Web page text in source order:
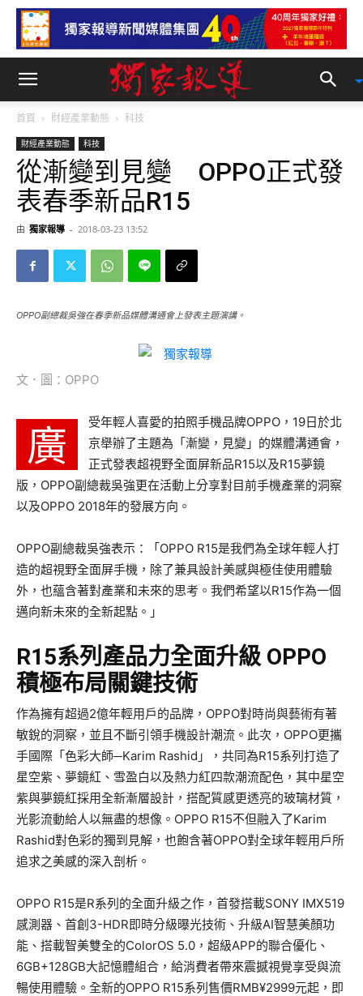
首頁 財經產業動態 科技
財經產業動態 科技
從漸變到見變 OPPO正式發
表春季新品R15
由 獨家報導 - 2018-03-23 13:52
OPPO副總裁吳強在春季新品媒體溝通會上發表主題演講。
文．圖：OPPO
廣
受年輕人喜愛的拍照手機品牌OPPO，19日於北
京舉辦了主題為「漸變，見變」的媒體溝通會，
正式發表超視野全面屏新品R15以及R15夢鏡
版，OPPO副總裁吳強更在活動上分享對目前手機產業的洞察
以及OPPO 2018年的發展方向。
OPPO副總裁吳強表示：「OPPO R15是我們為全球年輕人打
造的超視野全面屏手機，除了兼具設計美感與極佳使用體驗
外，也蘊含著對產業和未來的思考。我們希望以R15作為一個
邁向新未來的全新起點。」
R15系列產品力全面升級OPPO
積極布局關鍵技術
作為擁有超過2億年輕用戶的品牌，OPPO對時尚與藝術有著
敏銳的洞察，並且不斷引領手機設計潮流。此次，OPPO更攜
手國際「色彩大師─Karim Rashid」，共同為R15系列打造了
星空紫、夢鏡紅、雪盈白以及熱力紅四款潮流配色，其中星空
紫與夢鏡紅採用全新漸層設計，搭配質感更透亮的玻璃材質，
光影流動給人以無盡的想像。OPPO R15不但融入了Karim
Rashid對色彩的獨到見解，也飽含著OPPO對全球年輕用戶所
追求之美感的深入剖析。
OPPO R15是R系列的全面升級之作，首發搭載SONY IMX519
感測器、首創3-HDR即時分級曝光技術、升級AI智慧美顏功
能、搭載智美雙全的ColorOS 5.0，超級APP的聯合優化、
6GB+128GB大記憶體組合，給消費者帶來震撼視覺享受與流
暢使用體驗。全新的OPPO R15系列售價RMB¥2999元起，即